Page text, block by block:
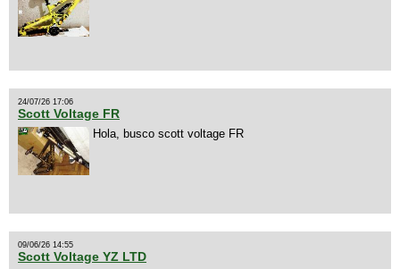
24/07/26 17:06
Scott Voltage FR
Hola, busco scott voltage FR
09/06/26 14:55
Scott Voltage YZ LTD